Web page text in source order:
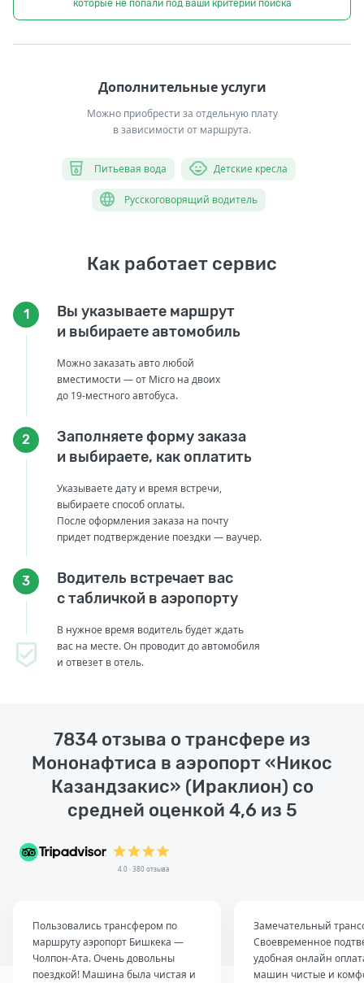
которые не попали под ваши критерии поиска
Дополнительные услуги
Можно приобрести за отдельную плату
в зависимости от маршрута.
Питьевая вода Детские кресла
Русскоговорящий водитель
Как работает сервис
1
Вы указываете маршрут
и выбираете автомобиль
Можно заказать авто любой
вместимости — от Micro на двоих
до 19-местного автобуса.
2
Заполняете форму заказа
и выбираете, как оплатить
Указываете дату и время встречи,
выбираете способ оплаты.
После оформления заказа на почту
придет подтверждение поездки — ваучер.
3
Водитель встречает вас
с табличкой в аэропорту
В нужное время водитель будет ждать
вас на месте. Он проводит до автомобиля
и отвезет в отель.
7834 отзыва о трансфере из
Мононафтиса в аэропорт «Никос
Казандзакис» (Ираклион) со
средней оценкой 4,6 из 5
4.0 · 380 отзыва
Пользовались трансфером по
маршруту аэропорт Бишкека —
Чолпон-Ата. Очень довольны
поездкой! Машина была чистая и
Замечательный
Своевременное
удобная онлайн
машин чистые и